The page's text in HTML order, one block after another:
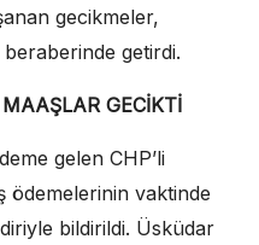
gecikmeler,
beraberinde getirdi.
GECİKTİ
gelen CHP’li
ödemelerinin vaktinde
bildirildi. Üsküdar